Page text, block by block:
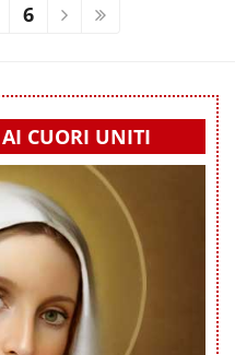
6
CUORI UNITI